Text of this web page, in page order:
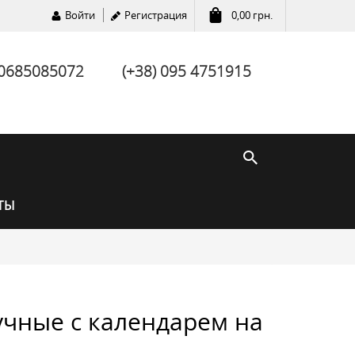
Войти Регистрация 0,00 грн.
(+38) 095 4751915
с календарем на